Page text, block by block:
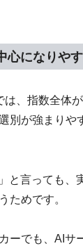
心になりや
、指数全体
別が強まりや
と言っても、
ためです。
ーでも、AIサ